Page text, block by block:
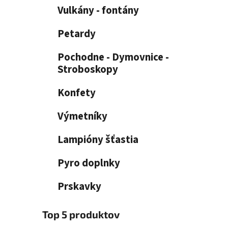
Vulkány - fontány
Petardy
Pochodne - Dymovnice -
Stroboskopy
Konfety
Výmetníky
Lampióny šťastia
Pyro doplnky
Prskavky
Top 5 produktov